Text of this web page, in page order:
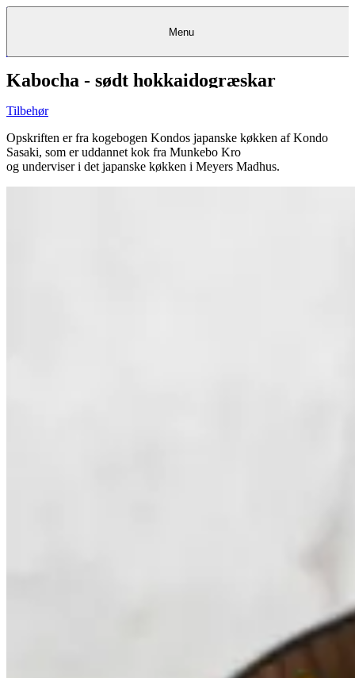
KantineKantineKantine
FrokostordningFrokostordningFrokostordning
Catering
Madkurser
& Teambuilding
OpskrifterOpskrifterOpskrifter
RestauranterRestauranter&&BagerierBagerierRestauranter &
Bagerier
Foodservice
Detail
ProjekterProjekter&& rådgivningrådgivningProjekter &
rådgivning
EventkalenderEventkalenderEventkalender
KøbKøb gavekortgavekortKøb gavekort
KundeserviceKundeserviceKundeservice
Menu
Kabocha - sødt hokkaidogræskar
Tilbehør
Opskriften er fra kogebogen Kondos japanske køkken af Kondo
Sasaki, som er uddannet kok fra Munkebo Kro
og underviser i det japanske køkken i Meyers Madhus.